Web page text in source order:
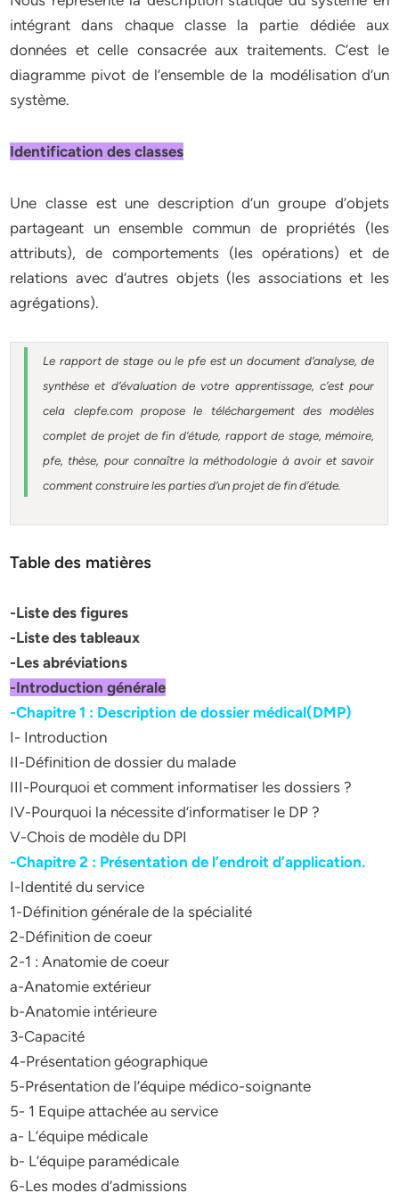
intégrant dans chaque classe la partie dédiée aux
données et celle consacrée aux traitements. C’est le
diagramme pivot de l’ensemble de la modélisation d’un
système.
Identification des classes
Une classe est une description d’un groupe d’objets
partageant un ensemble commun de propriétés (les
attributs), de comportements (les opérations) et de
relations avec d’autres objets (les associations et les
agrégations).
Le rapport de stage ou le pfe est un document d’analyse, de
synthèse et d’évaluation de votre apprentissage, c’est pour
cela clepfe.com propose le téléchargement des modèles
complet de projet de fin d’étude, rapport de stage, mémoire,
pfe, thèse, pour connaître la méthodologie à avoir et savoir
comment construire les parties d’un projet de fin d’étude.
Table des matières
-Liste des figures
-Liste des tableaux
-Les abréviations
-Introduction générale
-Chapitre 1 : Description de dossier médical(DMP)
I- Introduction
II-Définition de dossier du malade
III-Pourquoi et comment informatiser les dossiers ?
IV-Pourquoi la nécessite d’informatiser le DP ?
V-Chois de modèle du DPI
-Chapitre 2 : Présentation de l’endroit d’application.
I-Identité du service
1-Définition générale de la spécialité
2-Définition de coeur
2-1 : Anatomie de coeur
a-Anatomie extérieur
b-Anatomie intérieure
3-Capacité
4-Présentation géographique
5-Présentation de l’équipe médico-soignante
5- 1 Equipe attachée au service
a- L’équipe médicale
b- L’équipe paramédicale
6-Les modes d’admissions